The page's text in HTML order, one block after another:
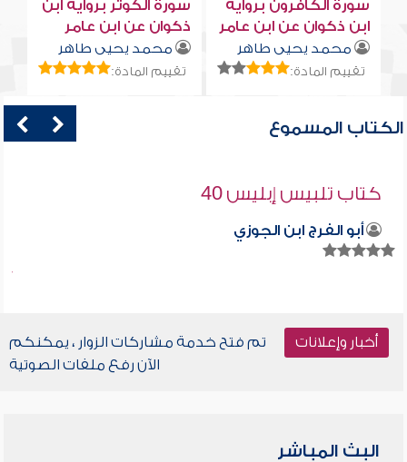
سورة الكافرون برواية
ابن ذكوان عن ابن عامر
محمد يحيى طاهر
تقييم المادة:
سورة الكوثر برواية ابن
ذكوان عن ابن عامر
محمد يحيى طاهر
تقييم المادة:
الكتاب المسموع
كتاب تلبيس إبليس 40
أبو الفرج ابن الجوزي
أخبار وإعلانات
تم فتح خدمة مشاركات الزوار ، يمكنكم
الآن رفع ملفات الصوتية
البث المباشر